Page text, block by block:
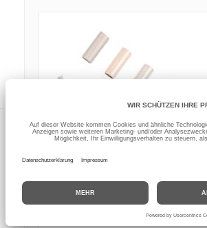
Kordelenden, Kordel Endstück,
Metall, für Kordel 5mm, 6mm,
5 Farben